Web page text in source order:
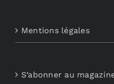
Mentions légales
S’abonner au